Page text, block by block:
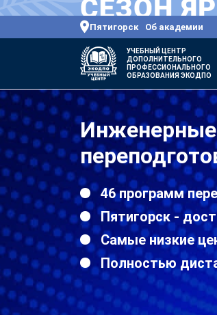
Пятигорск Об академии
УЧЕБНЫЙ ЦЕНТР
ДОПОЛНИТЕЛЬНОГО
ПРОФЕССИОНАЛЬНОГО
ОБРАЗОВАНИЯ ЭКОДПО
46 программ
Пятигорск -
Самые низкие
Полностью